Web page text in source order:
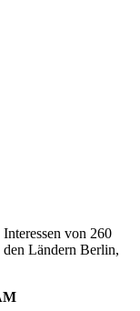
von 260
Ländern Berlin,